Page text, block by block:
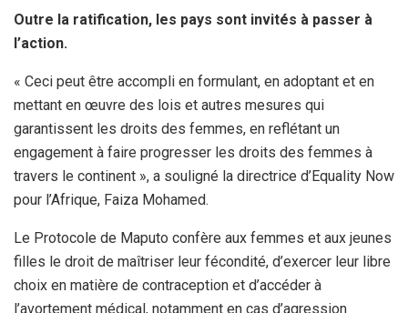
Outre la ratification, les pays sont invités à passer à
l’action.
« Ceci peut être accompli en formulant, en adoptant et en
mettant en œuvre des lois et autres mesures qui
garantissent les droits des femmes, en reflétant un
engagement à faire progresser les droits des femmes à
travers le continent », a souligné la directrice d’Equality Now
pour l’Afrique, Faiza Mohamed.
Le Protocole de Maputo confère aux femmes et aux jeunes
filles le droit de maîtriser leur fécondité, d’exercer leur libre
choix en matière de contraception et d’accéder à
l’avortement médical, notamment en cas d’agression